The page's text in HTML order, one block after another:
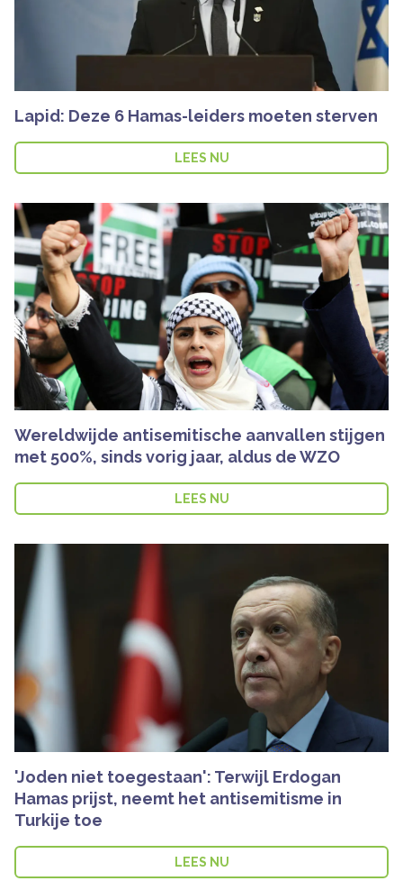
Lapid: Deze 6 Hamas-leiders moeten sterven
LEES NU
Wereldwijde antisemitische aanvallen stijgen
met 500%, sinds vorig jaar, aldus de WZO
LEES NU
'Joden niet toegestaan': Terwijl Erdogan
Hamas prijst, neemt het antisemitisme in
Turkije toe
LEES NU